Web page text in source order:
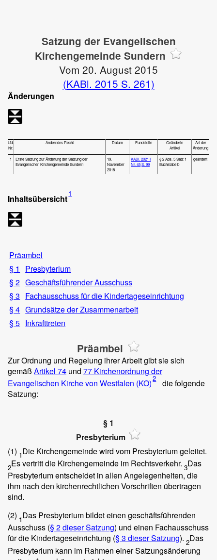
Satzung der Evangelischen
Kirchengemeinde Sundern
Vom 20. August 2015
(KABl. 2015 S. 261)
Änderungen
Lfd.
Nr.
Änderndes Recht Datum Fundstelle
Geänderte
Artikel
Art der
Änderung
1
Erste Satzung zur Änderung der Satzung der
Evangelischen Kirchengemeinde Sundern
19.
November
2018
KABl. 2021 I
Nr. 45S. 99
§ 2 Abs. 5 Satz 1
Buchstabe b
geändert
Inhaltsübersicht1
Präambel
§ 1
Presbyterium
§ 2 Geschäftsführender Ausschuss
§ 3 Fachausschuss für die Kindertageseinrichtung
§ 4 Grundsätze der Zusammenarbeit
§ 5 Inkrafttreten
Präambel
Zur Ordnung und Regelung ihrer Arbeit gibt sie sich
gemäß Artikel 74 und 77 Kirchenordnung der
Evangelischen Kirche von Westfalen (KO)2
die folgende
Satzung:
§ 1
Presbyterium
(1) 1Die Kirchengemeinde wird vom Presbyterium geleitet.
2Es vertritt die Kirchengemeinde im Rechtsverkehr. 3Das
Presbyterium entscheidet in allen Angelegenheiten, die
ihm nach den kirchenrechtlichen Vorschriften übertragen
sind.
(2) 1Das Presbyterium bildet einen geschäftsführenden
Ausschuss (§ 2 dieser Satzung) und einen Fachausschuss
für die Kindertageseinrichtung (§ 3 dieser Satzung). 2Das
Presbyterium kann im Rahmen einer Satzungsänderung